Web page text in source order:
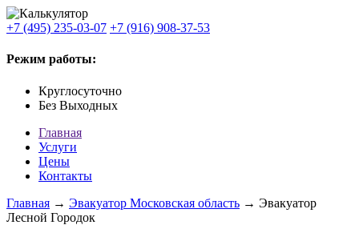
+7 (495) 235-03-07 +7 (916) 908-37-53
Режим работы:
Круглосуточно
Без Выходных
Главная
Услуги
Цены
Контакты
Главная → Эвакуатор Московская область → Эвакуатор
Лесной Городок